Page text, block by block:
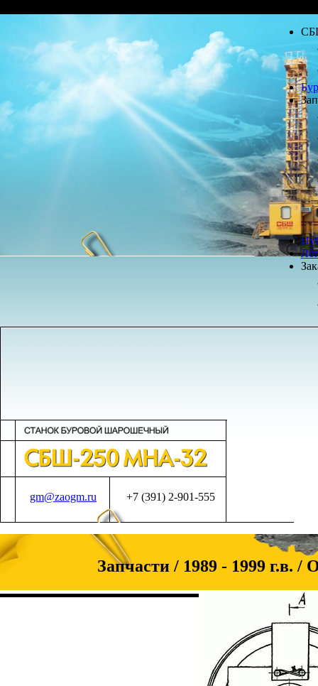
gm@zaogm.ru +7 (391) 2-901-555
Запчасти / 1989 - 1999 г.в. /